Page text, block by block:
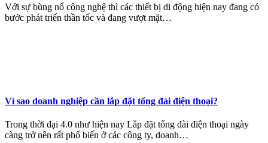
Với sự bùng nổ công nghệ thì các thiết bị di động hiện nay đang có
bước phát triển thần tốc và đang vượt mặt…
Vì sao doanh nghiệp cần lắp đặt tổng đài điện thoại?
Trong thời đại 4.0 như hiện nay Lắp đặt tổng đài điện thoại ngày
càng trở nên rất phổ biến ở các công ty, doanh…